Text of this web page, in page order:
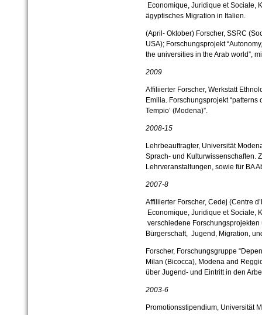
Economique, Juridique et Sociale,
ägyptisches Migration in Italien.
(April- Oktober) Forscher, SSRC
USA); Forschungsprojekt
the universities in the Arab world”,
2009
Affiliierter Forscher, Werkstatt
Emilia. Forschungsprojekt
Tempio’ (Modena)”.
2008-15
Lehrbeauftragter, Universität
Sprach- und Kulturwissenschaften.
Lehrveranstaltungen, sowie für BA
2007-8
Affiliierter Forscher, Cedej (Centre
Economique, Juridique et Sociale,
verschiedene
Bürgerschaft, Jugend, Migration,
Forscher, Forschungsgruppe
Milan (Bicocca), Modena and
über Jugend- und Eintritt in den
2003-6
Promotionsstipendium, Universität